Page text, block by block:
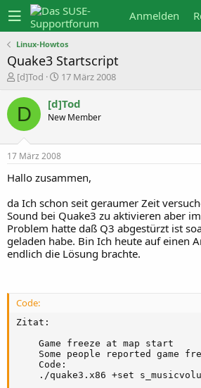
Anmelden
Linux-Howtos
Quake3 Startscript
E
s
t
e
l
e
[d]Tod
E
t
e
a
17 März 2008
D [d]Tod
New Member
17 März 2008
Hallo zusammen,
da Ich schon seit geraumer Zeit
Sound bei Quake3 zu aktivieren aber
Problem hatte daß Q3 abgestürzt ist
geladen habe. Bin Ich heute auf einen
endlich die Lösung brachte.
Code:
Zitat:
    Game freeze at map start
Some people reported game
    Code:
./quake3.x86 +set